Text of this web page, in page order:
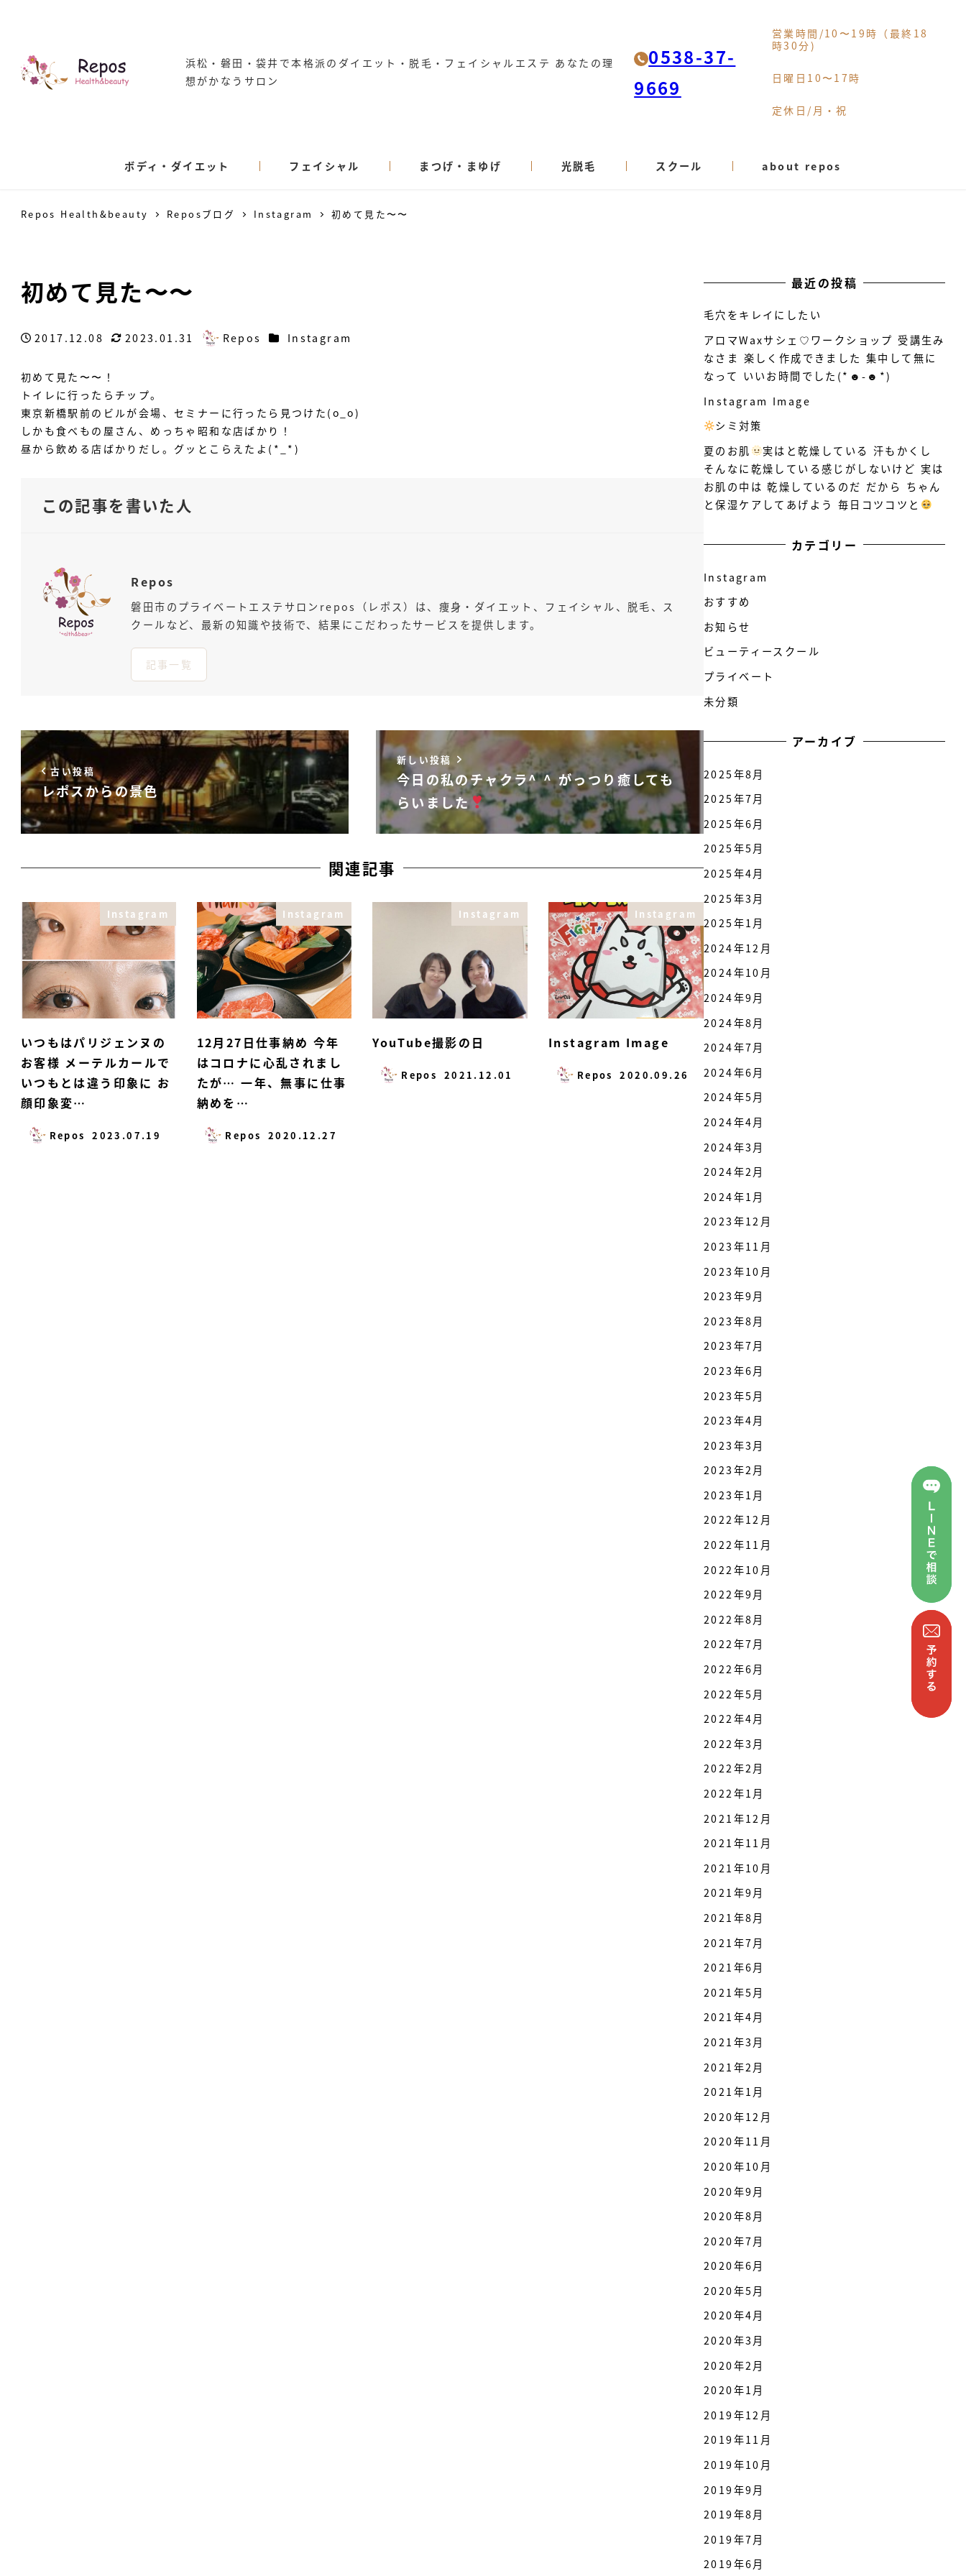
浜松・磐田・袋井で本格派のダイエット・脱毛・フェイシャルエステ あなたの理
想がかなうサロン
0538-37-
9669
営業時間/10〜19時（最終18
時30分)
日曜日10〜17時
定休日/月・祝
ボディ・ダイエット フェイシャル まつげ・まゆげ 光脱毛 スクール about repos
Repos Health&beauty Reposブログ Instagram 初めて見た〜〜
初めて見た〜〜
投稿日
2017.12.08
更新日
2023.01.31
著
Repos カテゴリー
Instagram
初めて見た〜〜！
トイレに行ったらチップ。
東京新橋駅前のビルが会場、セミナーに行ったら見つけた(o_o)
しかも食べもの屋さん、めっちゃ昭和な店ばかり！
昼から飲める店ばかりだし。グッとこらえたよ(*_*)
この記事を書いた人
Repos
磐田市のプライベートエステサロンrepos（レポス）は、痩身・ダイエット、フェイシャル、脱毛、ス
クールなど、最新の知識や技術で、結果にこだわったサービスを提供します。
記事一覧
古い投稿
レポスからの景色
新しい投稿
今日の私のチャクラ^ ^ がっつり癒しても
らいました
関連記事
Instagram
いつもはパリジェンヌの
お客様 メーテルカールで
いつもとは違う印象に お
顔印象変…
Repos 2023.07.19
Instagram
12月27日仕事納め️ 今年
はコロナに心乱されまし
たが… 一年、無事に仕事
納めを…
Repos 2020.12.27
Instagram
YouTube撮影の日
Repos 2021.12.01
Instagram
Instagram Image
Repos 2020.09.26
最近の投稿
毛穴をキレイにしたい
アロマWaxサシェ♡ワークショップ 受講生み
なさま 楽しく作成できました 集中して無に
なって いいお時間でした(*☻-☻*)
Instagram Image
シミ対策
️ 夏のお肌 実はと乾燥している 汗もかくし
そんなに乾燥している感じがしないけど 実は
お肌の中は 乾燥しているのだ だから ちゃん
と保湿ケアしてあげよう 毎日コツコツと
カテゴリー
Instagram
おすすめ
お知らせ
ビューティースクール
プライベート
未分類
アーカイブ
2025年8月
2025年7月
2025年6月
2025年5月
2025年4月
2025年3月
2025年1月
2024年12月
2024年10月
2024年9月
2024年8月
2024年7月
2024年6月
2024年5月
2024年4月
2024年3月
2024年2月
2024年1月
2023年12月
2023年11月
2023年10月
2023年9月
2023年8月
2023年7月
2023年6月
2023年5月
2023年4月
2023年3月
2023年2月
2023年1月
2022年12月
2022年11月
2022年10月
2022年9月
2022年8月
2022年7月
2022年6月
2022年5月
2022年4月
2022年3月
2022年2月
2022年1月
2021年12月
2021年11月
2021年10月
2021年9月
2021年8月
2021年7月
2021年6月
2021年5月
2021年4月
2021年3月
2021年2月
2021年1月
2020年12月
2020年11月
2020年10月
2020年9月
2020年8月
2020年7月
2020年6月
2020年5月
2020年4月
2020年3月
2020年2月
2020年1月
2019年12月
2019年11月
2019年10月
2019年9月
2019年8月
2019年7月
2019年6月